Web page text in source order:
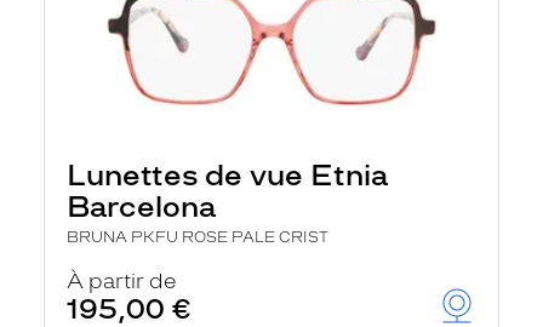
Lunettes de vue Etnia
Barcelona
BRUNA PKFU ROSE PALE CRIST
À partir de
195,00 €